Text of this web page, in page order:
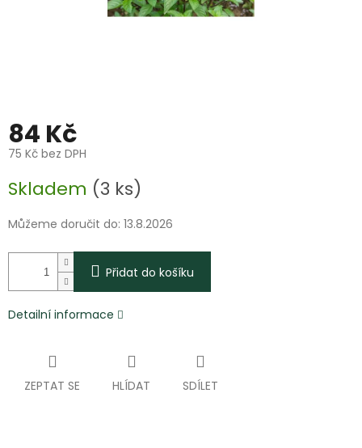
84 Kč
75 Kč bez DPH
cena:
Skladem (3 ks)
Můžeme doručit do: 13.8.2026
Přidat do košíku
Detailní informace
ZEPTAT SE HLÍDAT SDÍLET